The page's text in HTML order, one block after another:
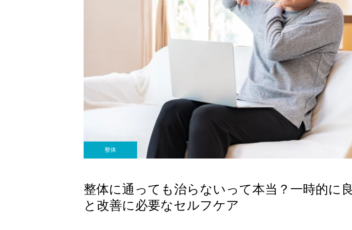
武蔵小金井駅前整骨院 東小
～クローバーカイロプ
ラクティック～
る？ 子どもの集中力との関
係を整体院がやさしく解説
て本当？一時的に良くなる
原因と改善に必要なセルフ
と
整体
整体に通っても治らないって本当？一時的に
と改善に必要なセルフケア